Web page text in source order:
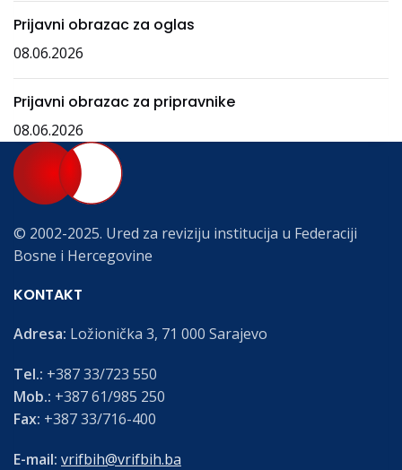
Prijavni obrazac za oglas
08.06.2026
Prijavni obrazac za pripravnike
08.06.2026
© 2002-2025. Ured za reviziju institucija u Federaciji
Bosne i Hercegovine
KONTAKT
Adresa: Ložionička 3, 71 000 Sarajevo
Tel.: +387 33/723 550
Mob.: +387 61/985 250
Fax: +387 33/716-400
E-mail: vrifbih@vrifbih.ba